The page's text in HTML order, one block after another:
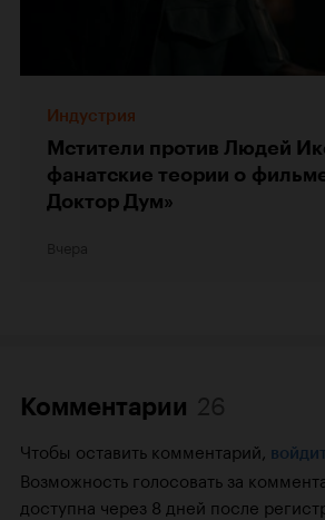
Индустрия
Мстители против Людей
фанатские теории о
Доктор Дум»
Комментарии
Чтобы оставить комментарий,
Возможность голосовать за
доступна через 8 дней после